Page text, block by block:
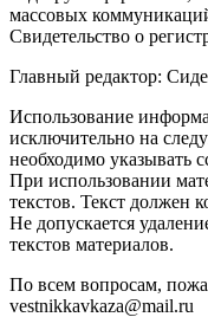
массовых
Свидетельство о
Главный редактор:
Использование
исключительно на
необходимо указывать
При использовании
текстов. Текст должен
Не допускается
текстов материалов.
По всем вопросам,
vestnikkavkaza@mail.ru